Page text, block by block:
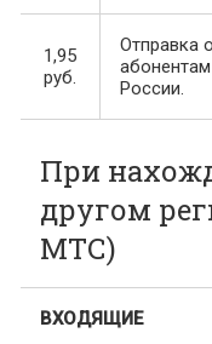
1,95
руб.
Отправка
России.
При
другом
МТС)
ВХОДЯЩИЕ